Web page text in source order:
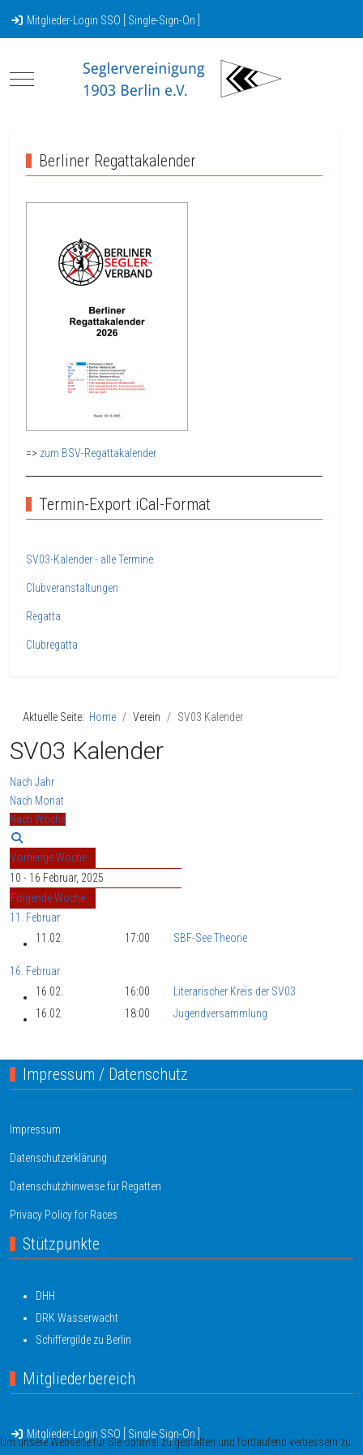
Mitglieder-Login SSO [ Single-Sign-On ]
Mobile Menu Toggle
Berliner Regattakalender
=> zum BSV-Regattakalender
Termin-Export iCal-Format
SV03-Kalender - alle Termine
Clubveranstaltungen
Regatta
Clubregatta
Aktuelle Seite: Home Verein SV03 Kalender
SV03 Kalender
Nach Jahr
Nach Monat
Nach Woche
Vorherige Woche
10 - 16 Februar, 2025
Folgende Woche
11. Februar
11.02.
17:00 SBF-See Theorie
16. Februar
16.02.
16:00
Literarischer Kreis der SV03
16.02.
18:00 Jugendversammlung
Impressum / Datenschutz
Impressum
Datenschutzerklärung
Datenschutzhinweise für Regatten
Privacy Policy for Races
Stützpunkte
DHH
DRK Wasserwacht
Schiffergilde zu Berlin
Mitgliederbereich
Mitglieder-Login SSO [ Single-Sign-On ]
Um unsere Webseite für Sie optimal zu gestalten und fortlaufend verbessern zu